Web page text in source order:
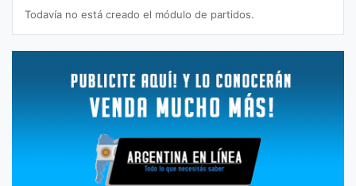
Todavía no está creado el módulo de partidos.